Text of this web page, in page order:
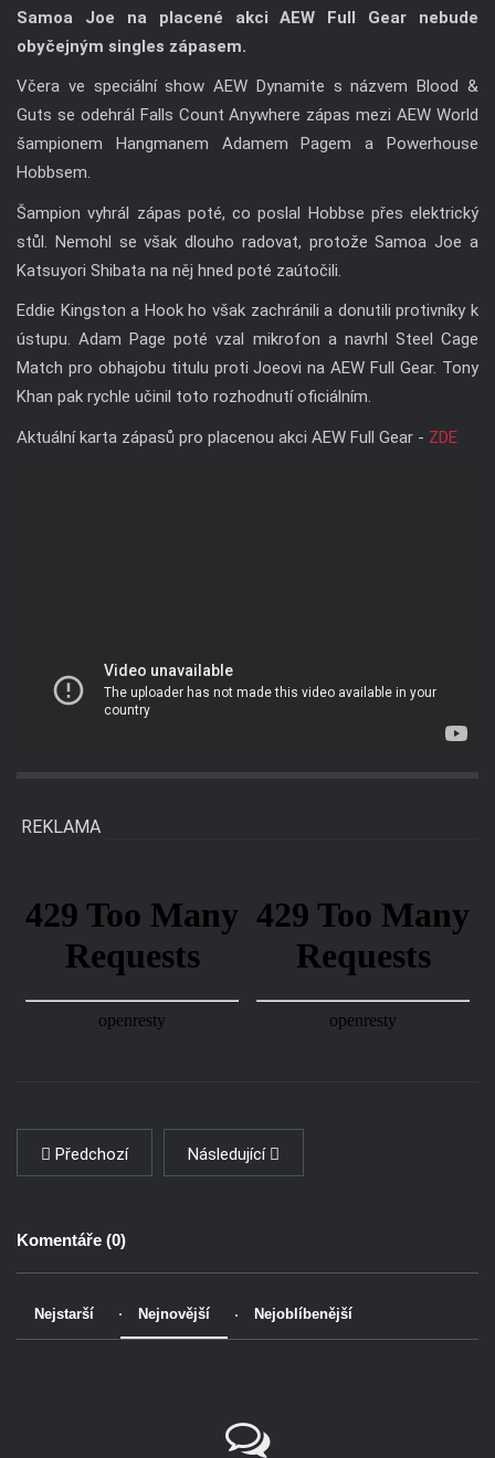
Samoa Joe na placené akci AEW Full Gear nebude
obyčejným singles zápasem.
Včera ve speciální show AEW Dynamite s názvem Blood &
Guts se odehrál Falls Count Anywhere zápas mezi AEW World
šampionem Hangmanem Adamem Pagem a Powerhouse
Hobbsem.
Šampion vyhrál zápas poté, co poslal Hobbse přes elektrický
stůl. Nemohl se však dlouho radovat, protože Samoa Joe a
Katsuyori Shibata na něj hned poté zaútočili.
Eddie Kingston a Hook ho však zachránili a donutili protivníky k
ústupu. Adam Page poté vzal mikrofon a navrhl Steel Cage
Match pro obhajobu titulu proti Joeovi na AEW Full Gear. Tony
Khan pak rychle učinil toto rozhodnutí oficiálním.
Aktuální karta zápasů pro placenou akci AEW Full Gear - ZDE
REKLAMA
Předchozí Následující
Komentáře (0)
Nejstarší Nejnovější Nejoblíbenější